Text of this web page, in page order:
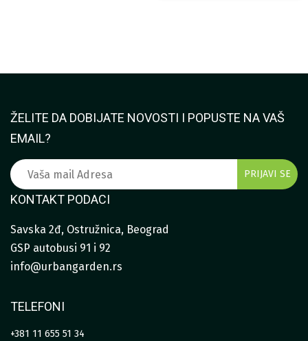
ŽELITE DA DOBIJATE NOVOSTI I POPUSTE NA VAŠ
EMAIL?
KONTAKT PODACI
Savska 2đ, Ostružnica, Beograd
GSP autobusi 91 i 92
info@urbangarden.rs
TELEFONI
+381 11 655 51 34